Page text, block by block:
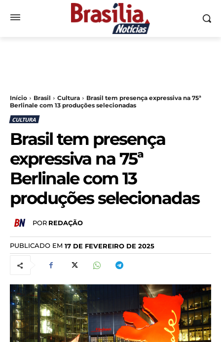
Início Brasil Cultura
Brasil tem presença expressiva na 75ª
Berlinale com 13 produções selecionadas
CULTURA
Brasil tem presença
expressiva na 75ª
Berlinale com 13
produções selecionadas
POR REDAÇÃO
PUBLICADO EM 17 DE FEVEREIRO DE 2025